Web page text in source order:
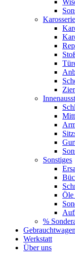
Karosserie
Sonstiges
Öle
%
Gebrauchtwagen
Werkstatt
Über uns